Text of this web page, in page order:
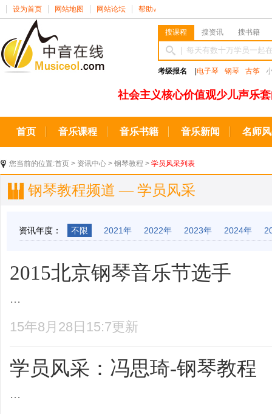
设为首页 网站地图 网站论坛 帮助 ∨
搜课程 搜资讯 搜书籍
考级报名 电子琴 钢琴 古筝
社会主义核心价值观少儿声乐
首页 音乐课程 音乐书籍 音乐新闻 名师
您当前的位置:首页 > 资讯中心 > 钢琴教程 > 学员风采列表
钢琴教程频道 — 学员风采
资讯年度： 不限 2021年 2022年 2023年 2024年
2015北京钢琴音乐节选手
...
15年8月28日15:7更新
学员风采：冯思琦-钢琴教程
...